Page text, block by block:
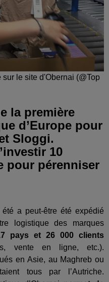
le site d'Obernai (@Top
la première
d’Europe pour
Sloggi.
10
pour pérenniser
a peut-être été expédié
logistique des marques
pays et 26 000 clients
vente en ligne, etc.).
en Asie, au Maghreb ou
tous par l’Autriche.